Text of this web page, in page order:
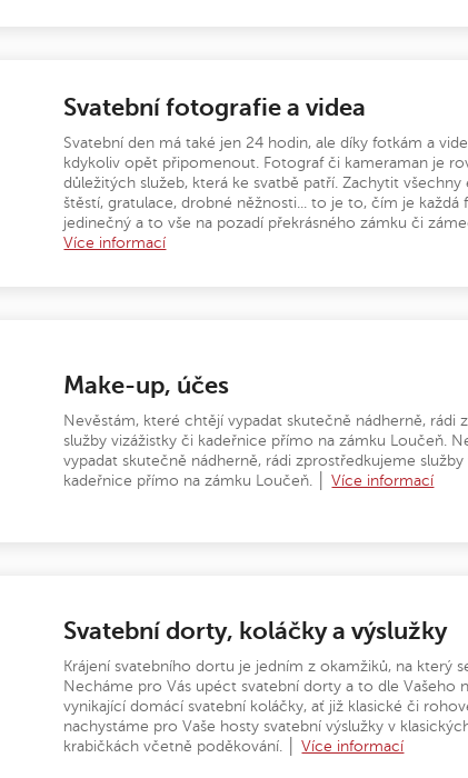
Svatební fotografie a videa
Svatební den má také jen 24 hodin, ale díky fotkám a
kdykoliv opět připomenout. Fotograf či kameraman je
důležitých služeb, která ke svatbě patří. Zachytit všechny
štěstí, gratulace, drobné něžnosti... to je to, čím je každá
jedinečný a to vše na pozadí překrásného zámku či
Více informací
Make-up, účes
Nevěstám, které chtějí vypadat skutečně nádherně, rádi
služby vizážistky či kadeřnice přímo na zámku Loučeň.
vypadat skutečně nádherně, rádi zprostředkujeme služby
kadeřnice přímo na zámku Loučeň. │Více informací
Svatební dorty, koláčky a výslužky
Krájení svatebního dortu je jedním z okamžiků, na který
Necháme pro Vás upéct svatební dorty a to dle Vašeho
vynikající domácí svatební koláčky, ať již klasické či
nachystáme pro Vaše hosty svatební výslužky v
krabičkách včetně poděkování. │Více informací